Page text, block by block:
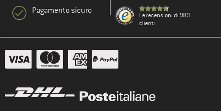
Pagamento sicuro
Le recensioni di 989
clienti